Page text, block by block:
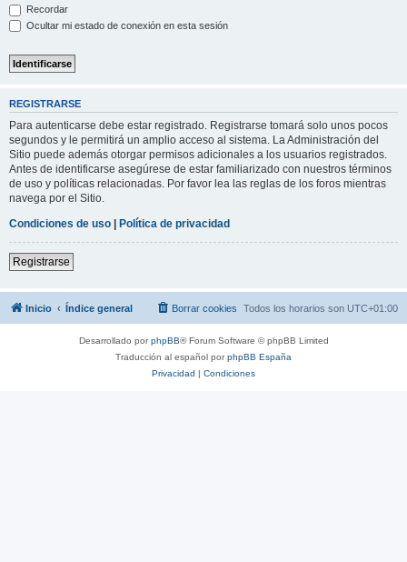
Recordar
Ocultar mi estado de conexión en esta sesión
REGISTRARSE
Para autenticarse debe estar registrado. Registrarse tomará solo unos pocos
segundos y le permitirá un amplio acceso al sistema. La Administración del
Sitio puede además otorgar permisos adicionales a los usuarios registrados.
Antes de identificarse asegúrese de estar familiarizado con nuestros términos
de uso y políticas relacionadas. Por favor lea las reglas de los foros mientras
navega por el Sitio.
Condiciones de uso | Política de privacidad
Registrarse
Inicio Índice general Todos los horarios son UTC+01:00
Borrar cookies
Desarrollado porphpBB® Forum Software © phpBB Limited
Traducción al español porphpBB España
Privacidad | Condiciones